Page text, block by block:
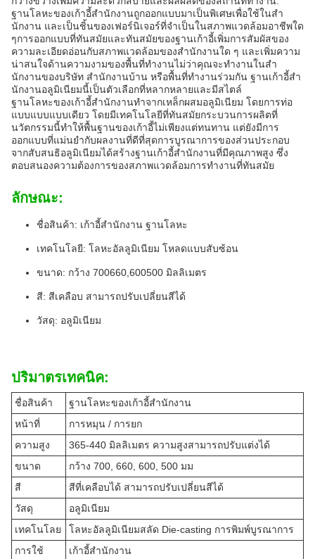
ฐานโลหะของเก้าอี้สํานักงานถูกออกแบบมาเป็นพิเศษเพื่อใช้ในสํา
นักงาน และเป็นชิ้นของเฟอร์นิเจอร์ที่จําเป็นในสภาพแวดล้อมอาชีพใด
ๆการออกแบบที่ทันสมัยและทันสมัยของฐานเก้าอี้เพิ่มการสัมผัสของ
ความละเอียดอ่อนกับสภาพแวดล้อมของสํานักงานใด ๆ และเพิ่มความ
น่าสนใจด้านความงามของพื้นที่ทํางานไม่ว่าคุณจะทํางานในสํา
นักงานของบริษัท สํานักงานบ้าน หรือพื้นที่ทํางานร่วมกัน ฐานเก้าอี้สํา
นักงานอลูมิเนียมนี้เป็นตัวเลือกที่หลากหลายและมีสไตล์
ฐานโลหะของเก้าอี้สํานักงานทําจากเหล็กผสมอลูมิเนียม โดยการท่อ
แบบแบบแบบเดียว โดยมีเทคโนโลยีที่ทันสมัยกระบวนการผลิตที่
นวัตกรรมนี้ทําให้พื้นฐานของเก้าอี้ไม่เพียงแต่ทนทาน แต่ยังมีการ
ออกแบบที่แม่นยํากับผลงานที่ดีที่สุดการบูรณาการของส่วนประกอบ
จากสับสนธิอลูมิเนียมได้สร้างฐานเก้าอี้สํานักงานที่มีคุณภาพสูง ซึ่ง
ตอบสนองความต้องการของสภาพแวดล้อมการทํางานที่ทันสมัย
ลักษณะ:
ชื่อสินค้า: เก้าอี้สํานักงาน ฐานโลหะ
เทคโนโลยี: โลหะอัลลูมิเนียม โหลดแบบสับซ้อน
ขนาด: กว้าง 700660,600500 มิลลิเมตร
สี: สีเคลือบ สามารถปรับเปลี่ยนสีได้
วัสดุ: อลูมิเนียม
ปริมาตรเทคนิค:
ชื่อสินค้า
ฐานโลหะของเก้าอี้สํานักงาน
หน้าที่
การหมุน / การยก
ความสูง
365-440 มิลลิเมตร ความสูงสามารถปรับแต่งได้
ขนาด
กว้าง 700, 660, 600, 500 มม
สี
สีที่เคลือบได้ สามารถปรับเปลี่ยนสีได้
วัสดุ
อลูมิเนียม
เทคโนโลย
โลหะอัลลูมิเนียมสลัด Die-casting การพิมพ์บูรณาการ
การใช้
เก้าอี้สํานักงาน